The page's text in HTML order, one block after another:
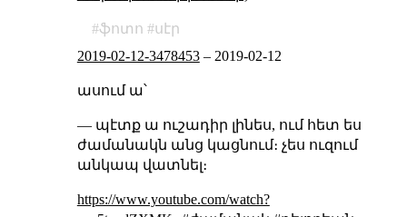
ֆոտո
սէր
2019-02-12-3478453– 2019-02-12
ասում ա՝
— պէտք ա ուշադիր լինես, ում հետ ես
ժամանակն անց կացնում։ չես ուզում
անկապ վատնել։
https://www.youtube.com/watch?